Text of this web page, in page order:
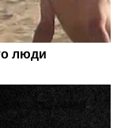
люди